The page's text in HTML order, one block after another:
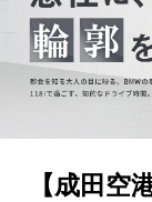
【成田空